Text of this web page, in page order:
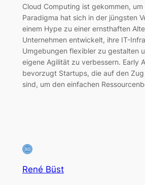
Cloud Computing ist gekommen,
Paradigma hat sich in der jüngsten
einem Hype zu einer ernsthaften
Unternehmen entwickelt, ihre IT-
Umgebungen flexibler zu gestalten
eigene Agilität zu verbessern. Early
bevorzugt Startups, die auf den
sind, um den einfachen
René Büst